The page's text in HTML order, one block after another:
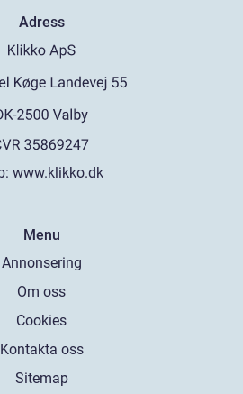
Adress
www.klikko.dk
Menu
Annonsering
Om oss
Cookies
Kontakta oss
Sitemap